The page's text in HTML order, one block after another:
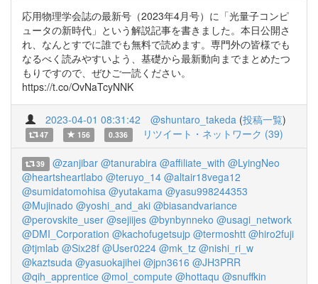
応用物理学会誌の最新号（2023年4月号）に「光量子コンピ
ュータの新時代」という解説記事を書きました。本日公開さ
れ、なんとすでに誰でも無料で読めます。専門外の皆様でも
なるべく読みやすいよう、基礎から最新動向までまとめたつ
もりですので、ぜひご一読ください。
https://t.co/OvNaTcyNNK
2023-04-01 08:31:42 @shuntaro_takeda (投稿一覧)
47 156 0.336 リツイート・ネットワーク (39)
39 @zanjibar @tanurabira @affiliate_with @LyingNeo
@heartsheartlabo @teruyo_14 @altair18vega12
@sumidatomohisa @yutakama @yasu998244353
@Mujinado @yoshi_and_aki @biasandvariance
@perovskite_user @sejiijes @bynbynneko @usagi_network
@DMI_Corporation @kachofugetsujp @termoshtt @hiro2fuji
@tjmlab @Six28f @User0224 @mk_tz @nishi_ri_w
@kaztsuda @yasuokajihei @jpn3616 @JH3PRR
@qih_apprentice @mol_compute @hottaqu @snuffkin